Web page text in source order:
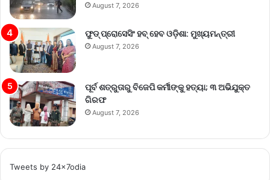
August 7, 2026
ଫୁଡ୍ ପ୍ରୋସେସିଂ ହବ୍ ହେବ ଓଡ଼ିଶା: ମୁଖ୍ୟମନ୍ତ୍ରୀ
August 7, 2026
ପୂର୍ବ ଶତ୍ରୁତାରୁ ବିଜେପି କର୍ମୀଙ୍କୁ ହତ୍ୟା; ୩ ଅଭିଯୁକ୍ତ
ଗିରଫ
August 7, 2026
Tweets by 24x7odia